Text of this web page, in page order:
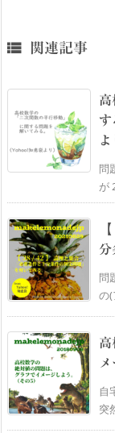
 関連記事
高
す
よ
問
が
問
の
高
自
突